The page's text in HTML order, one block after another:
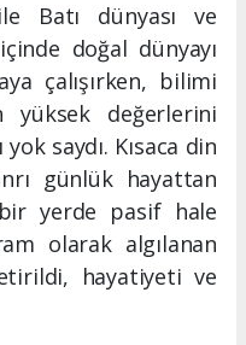
Batı dünyası ve
doğal dünyayı
çalışırken, bilimi
yüksek değerlerini
saydı. Kısaca din
günlük hayattan
bir yerde pasif hale
olarak algılanan
hayatiyeti ve